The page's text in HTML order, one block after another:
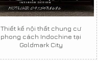
Thiết kế nội thất chung cư
phong cách Indochine tại
Goldmark City